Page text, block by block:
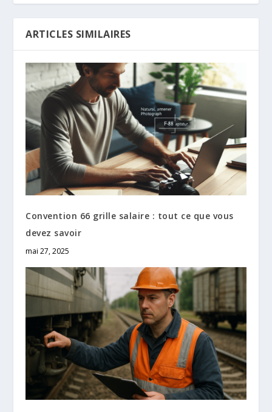
ARTICLES SIMILAIRES
Convention 66 grille salaire : tout ce que vous
devez savoir
mai 27, 2025